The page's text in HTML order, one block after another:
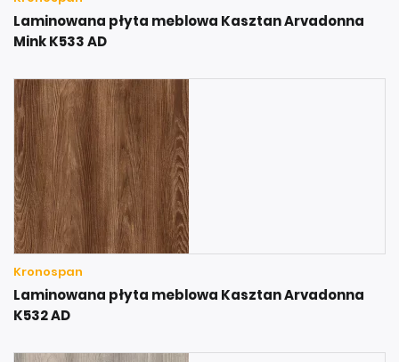
Laminowana płyta meblowa Kasztan Arvadonna
Mink K533 AD
Kronospan
Laminowana płyta meblowa Kasztan Arvadonna
K532 AD